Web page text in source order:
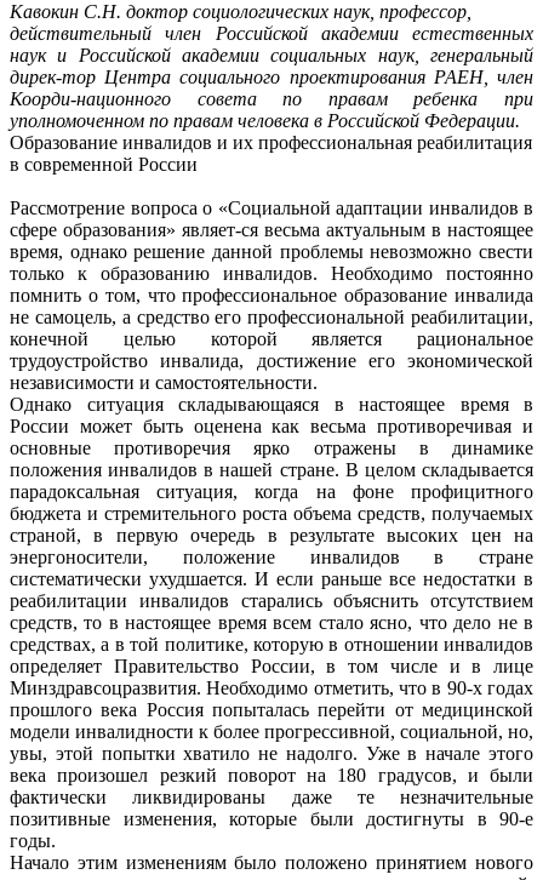
Кавокин С.Н. доктор социологических наук, профессор,
действительный член Российской академии естественных
наук и Российской академии социальных наук, генеральный
дирек-тор Центра социального проектирования РАЕН, член
Коорди-национного совета по правам ребенка при
уполномоченном по правам человека в Российской Федерации.
Образование инвалидов и их профессиональная реабилитация
в современной России
Рассмотрение вопроса о «Социальной адаптации инвалидов в
сфере образования» являет-ся весьма актуальным в настоящее
время, однако решение данной проблемы невозможно свести
только к образованию инвалидов. Необходимо постоянно
помнить о том, что профессиональное образование инвалида
не самоцель, а средство его профессиональной реабилитации,
конечной целью которой является рациональное
трудоустройство инвалида, достижение его экономической
независимости и самостоятельности.
Однако ситуация складывающаяся в настоящее время в
России может быть оценена как весьма противоречивая и
основные противоречия ярко отражены в динамике
положения инвалидов в нашей стране. В целом складывается
парадоксальная ситуация, когда на фоне профицитного
бюджета и стремительного роста объема средств, получаемых
страной, в первую очередь в результате высоких цен на
энергоносители, положение инвалидов в стране
систематически ухудшается. И если раньше все недостатки в
реабилитации инвалидов старались объяснить отсутствием
средств, то в настоящее время всем стало ясно, что дело не в
средствах, а в той политике, которую в отношении инвалидов
определяет Правительство России, в том числе и в лице
Минздравсоцразвития. Необходимо отметить, что в 90-х годах
прошлого века Россия попыталась перейти от медицинской
модели инвалидности к более прогрессивной, социальной, но,
увы, этой попытки хватило не надолго. Уже в начале этого
века произошел резкий поворот на 180 градусов, и были
фактически ликвидированы даже те незначительные
позитивные изменения, которые были достигнуты в 90-е
годы.
Начало этим изменениям было положено принятием нового